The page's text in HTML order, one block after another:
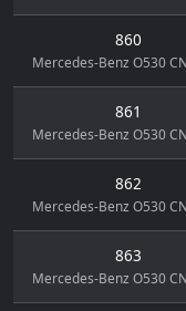
860
Mercedes-Benz O530
861
Mercedes-Benz O530
862
Mercedes-Benz O530
863
Mercedes-Benz O530